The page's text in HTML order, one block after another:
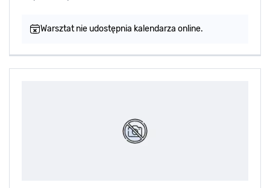
Warsztat nie udostępnia kalendarza online.